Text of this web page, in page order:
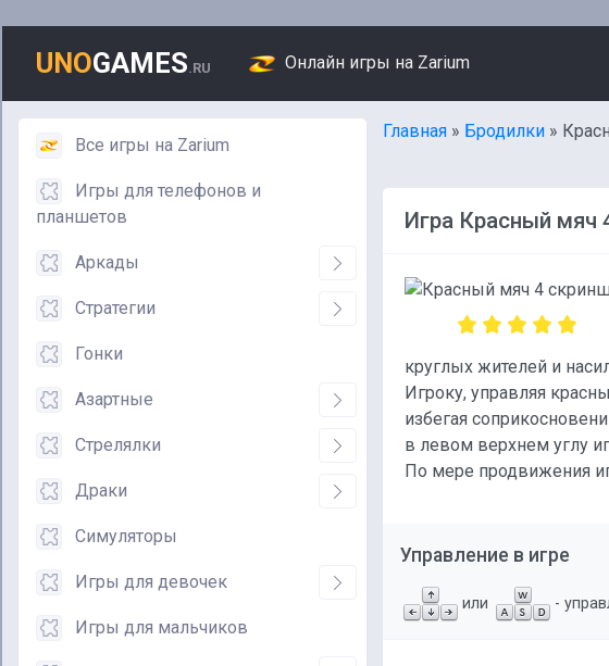
UNOGAMES.RU Онлайн игры на Zarium
Все игры на Zarium
Игры для телефонов и
планшетов
Аркады
Стратегии
Гонки
Азартные
Стрелялки
Драки
Симуляторы
Игры для девочек
Игры для мальчиков
Главная » Бродилки »
Игра Красный мяч
круглых жителей и
Игроку, управляя
избегая
в левом верхнем углу
По мере продвижения
Управление в игре
или -